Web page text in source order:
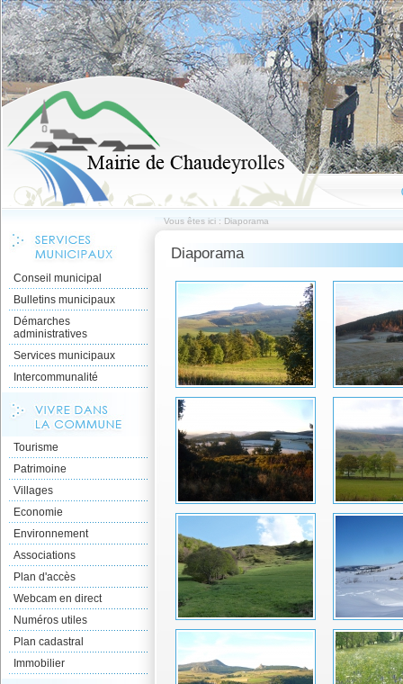
Vous êtes ici : Diaporama
Conseil municipal
Bulletins municipaux
Démarches
administratives
Services municipaux
Intercommunalité
Tourisme
Patrimoine
Villages
Economie
Environnement
Associations
Plan d'accès
Webcam en direct
Numéros utiles
Plan cadastral
Immobilier
Diaporama